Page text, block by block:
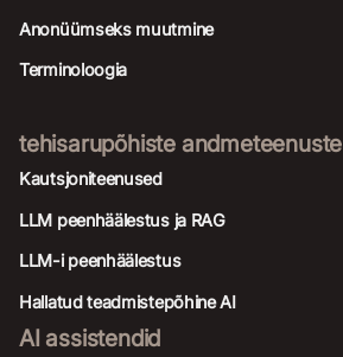
Anonüümseks muutmine
Terminoloogia
tehisarupõhiste andmeteenuste
Kautsjoniteenused
LLM peenhäälestus ja RAG
LLM-i peenhäälestus
Hallatud teadmistepõhine AI
AI assistendid